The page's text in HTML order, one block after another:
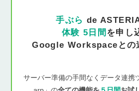
手ぶら de
体験 5日間 を申し
Google Workspaceとの
サーバー準備の手間なくデータ連携